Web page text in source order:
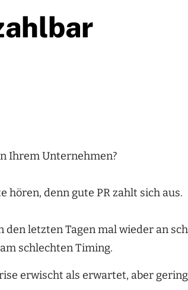
Ihrem Unternehmen?
hören, denn gute PR zahlt sich aus.
den letzten Tagen mal wieder an
schlechten Timing.
erwischt als erwartet, aber